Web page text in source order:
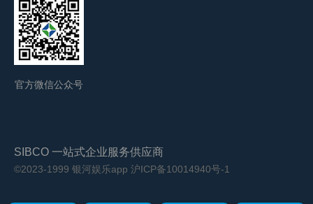
官方微信公众号
SIBCO 一站式企业服务供应商
©2023-1999 银河娱乐app 沪ICP备10014940号-1